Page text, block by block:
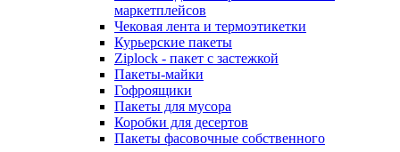
маркетплейсов
Чековая лента и термоэтикетки
Курьерские пакеты
Ziplock - пакет с застежкой
Пакеты-майки
Гофроящики
Пакеты для мусора
Коробки для десертов
Пакеты фасовочные собственного